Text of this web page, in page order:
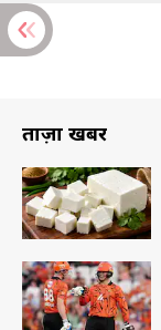
ताज़ा खबरें